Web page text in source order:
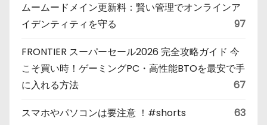
ムームードメイン更新料：賢い管理でオンラインア
イデンティティを守る
97
FRONTIER スーパーセール2026 完全攻略ガイド 今
こそ買い時！ゲーミングPC・高性能BTOを最安で手
に入れる方法
67
スマホやパソコンは要注意 ！#shorts 63